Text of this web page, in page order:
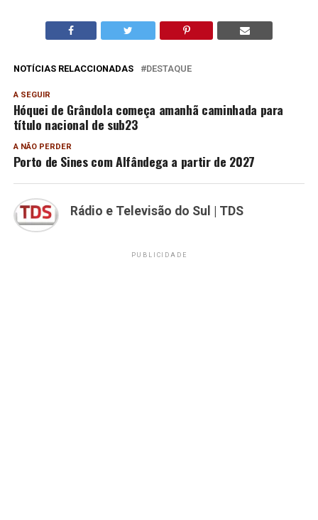
NOTÍCIAS RELACCIONADAS DESTAQUE
A SEGUIR
Hóquei de Grândola começa amanhã caminhada para
título nacional de sub23
A NÃO PERDER
Porto de Sines com Alfândega a partir de 2027
Rádio e Televisão do Sul | TDS
PUBLICIDADE